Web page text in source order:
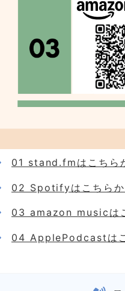
01 stand.fmはこちら
02 Spotifyはこちらか
03 amazon musicは
04 ApplePodcastは